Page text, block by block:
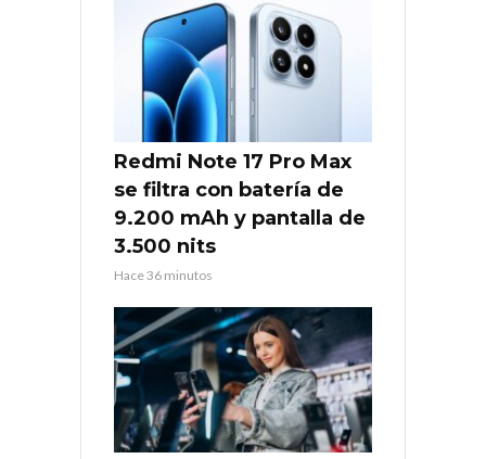
Redmi Note 17 Pro Max
se filtra con batería de
9.200 mAh y pantalla de
3.500 nits
Hace 36 minutos